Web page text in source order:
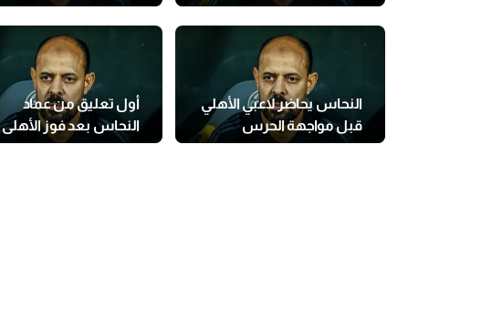
على الكهرباء
المصابين
النحاس يحاضر لاعبي الأهلي
قبل مواجهة الحرس
أول تعليق من عماد
النحاس بعد فوز الأهلي
على سيراميكا